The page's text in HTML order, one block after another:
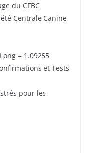
du CFBC
Centrale Canine
= 1.09255
et Tests
pour les